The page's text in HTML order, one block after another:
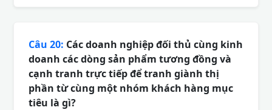
Câu 20: Các doanh nghiệp đối thủ cùng kinh
doanh các dòng sản phẩm tương đồng và
cạnh tranh trực tiếp để tranh giành thị
phần từ cùng một nhóm khách hàng mục
tiêu là gì?